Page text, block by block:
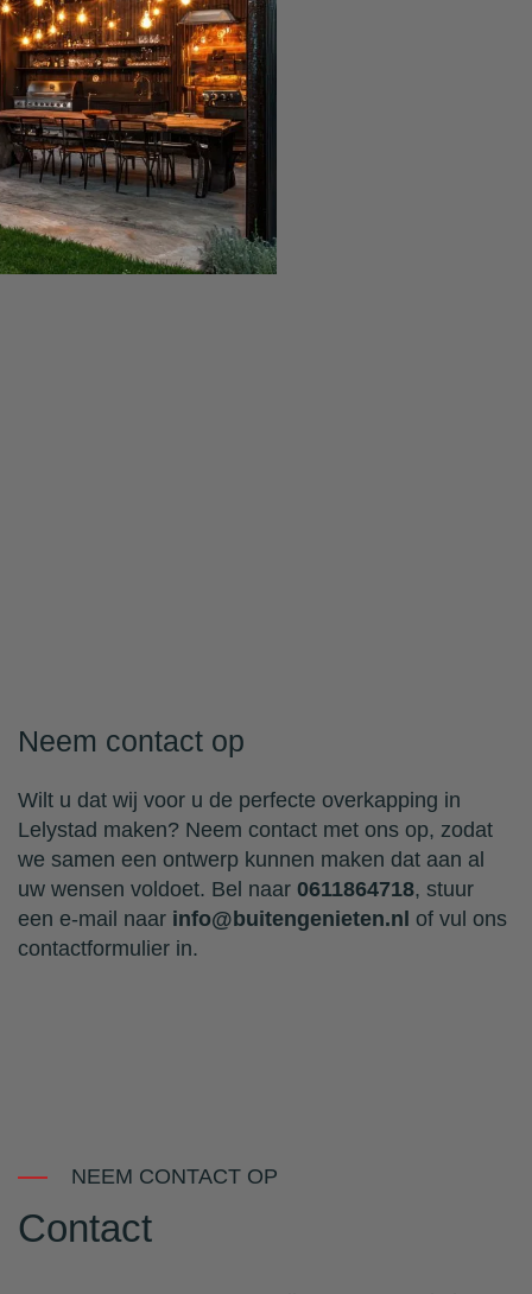
Neem contact op
Wilt u dat wij voor u de perfecte overkapping in
Lelystad maken? Neem contact met ons op, zodat
we samen een ontwerp kunnen maken dat aan al
uw wensen voldoet. Bel naar 0611864718, stuur
een e-mail naar info@buitengenieten.nl of vul ons
contactformulier in.
NEEM CONTACT OP
Contact